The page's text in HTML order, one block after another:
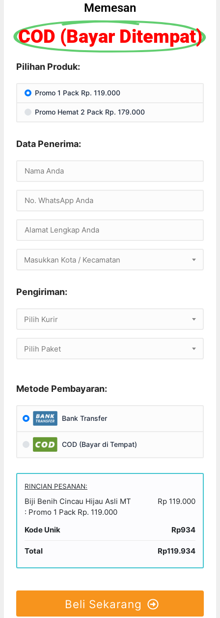
Memesan
COD (Bayar Ditempat)
Pilihan Produk:
Promo 1 Pack Rp. 119.000
Promo Hemat 2 Pack Rp. 179.000
Data Penerima:
Masukkan Kota / Kecamatan
Pengiriman:
Pilih Kurir
Pilih Paket
Metode Pembayaran:
Bank Transfer
COD (Bayar di Tempat)
RINCIAN PESANAN:
Biji Benih Cincau Hijau Asli MT
: Promo 1 Pack Rp. 119.000
Rp 119.000
Kode Unik Rp934
Total Rp119.934
Beli Sekarang